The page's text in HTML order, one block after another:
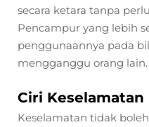
secara ketara tanpa
Pencampur yang lebih
penggunaannya pada
mengganggu orang lain.
Ciri
Keselamatan tidak